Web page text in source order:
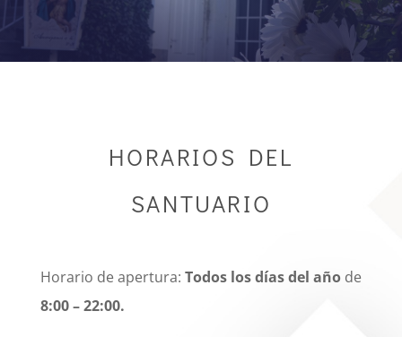
HORARIOS DEL
SANTUARIO
Horario de apertura: Todos los días del añode
8:00 – 22:00.